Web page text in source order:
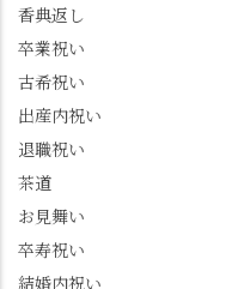
どにご利用いただける
の情報を詳しく知りた
い人は、下記アカウン
トもあわせてチェック
@sense_nagaokakyo 長岡
京市観光協会
@nagaokakyo_tourism ふ
香典返し
卒業祝い
古希祝い
出産内祝い
退職祝い
茶道
お見舞い
卒寿祝い
結婚内祝い